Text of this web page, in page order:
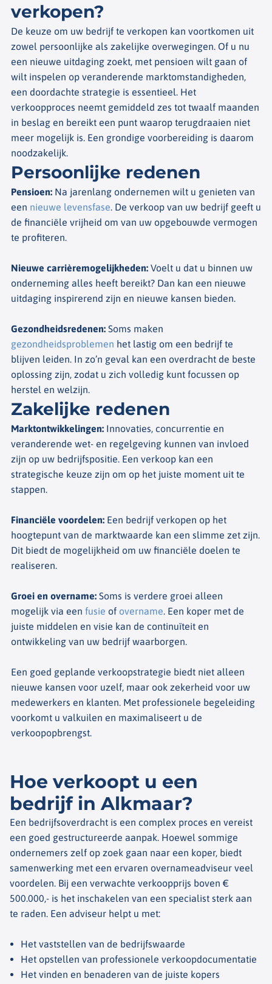
verkopen?
De keuze om uw bedrijf te verkopen kan voortkomen uit
zowel persoonlijke als zakelijke overwegingen. Of u nu
een nieuwe uitdaging zoekt, met pensioen wilt gaan of
wilt inspelen op veranderende marktomstandigheden,
een doordachte strategie is essentieel. Het
verkoopproces neemt gemiddeld zes tot twaalf maanden
in beslag en bereikt een punt waarop terugdraaien niet
meer mogelijk is. Een grondige voorbereiding is daarom
noodzakelijk.
Persoonlijke redenen
Pensioen: Na jarenlang ondernemen wilt u genieten van
een nieuwe levensfase. De verkoop van uw bedrijf geeft u
de financiële vrijheid om van uw opgebouwde vermogen
te profiteren.
Nieuwe carrièremogelijkheden: Voelt u dat u binnen uw
onderneming alles heeft bereikt? Dan kan een nieuwe
uitdaging inspirerend zijn en nieuwe kansen bieden.
Gezondheidsredenen: Soms maken
gezondheidsproblemen het lastig om een bedrijf te
blijven leiden. In zo’n geval kan een overdracht de beste
oplossing zijn, zodat u zich volledig kunt focussen op
herstel en welzijn.
Zakelijke redenen
Marktontwikkelingen: Innovaties, concurrentie en
veranderende wet- en regelgeving kunnen van invloed
zijn op uw bedrijfspositie. Een verkoop kan een
strategische keuze zijn om op het juiste moment uit te
stappen.
Financiële voordelen: Een bedrijf verkopen op het
hoogtepunt van de marktwaarde kan een slimme zet zijn.
Dit biedt de mogelijkheid om uw financiële doelen te
realiseren.
Groei en overname: Soms is verdere groei alleen
mogelijk via een fusie of overname. Een koper met de
juiste middelen en visie kan de continuïteit en
ontwikkeling van uw bedrijf waarborgen.
Een goed geplande verkoopstrategie biedt niet alleen
nieuwe kansen voor uzelf, maar ook zekerheid voor uw
medewerkers en klanten. Met professionele begeleiding
voorkomt u valkuilen en maximaliseert u de
verkoopopbrengst.
Hoe verkoopt u een
bedrijf in Alkmaar?
Een bedrijfsoverdracht is een complex proces en vereist
een goed gestructureerde aanpak. Hoewel sommige
ondernemers zelf op zoek gaan naar een koper, biedt
samenwerking met een ervaren overnameadviseur veel
voordelen. Bij een verwachte verkoopprijs boven €
500.000,- is het inschakelen van een specialist sterk aan
te raden. Een adviseur helpt u met:
Het vaststellen van de bedrijfswaarde
Het opstellen van professionele verkoopdocumentatie
Het vinden en benaderen van de juiste kopers